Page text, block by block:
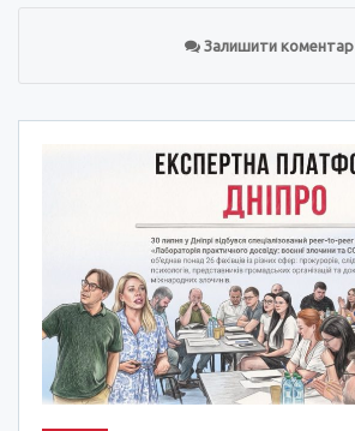
Залишити коментар